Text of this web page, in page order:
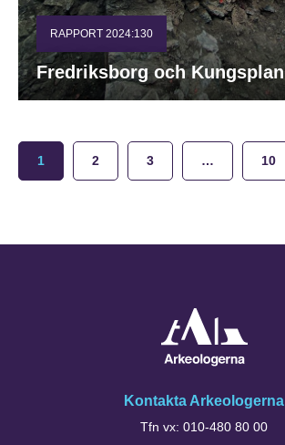
RAPPORT 2024:130
Fredriksborg och Kungsplan
1 2 3 … 10
Kontakta Arkeologerna
Tfn vx: 010-480 80 00